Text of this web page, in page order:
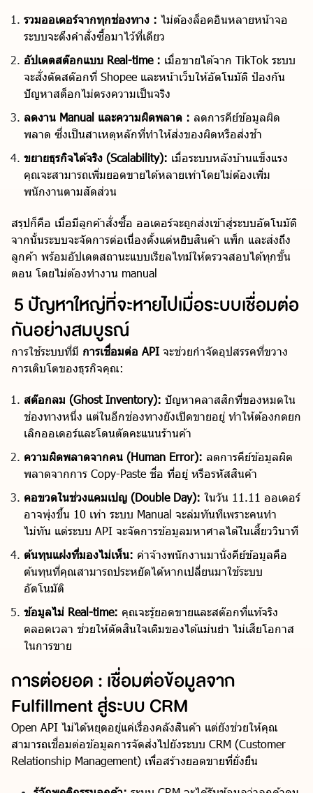
รวมออเดอร์จากทุกช่องทาง : ไม่ต้องล็อคอินหลายหน้าจอ
ระบบจะดึงคำสั่งซื้อมาไว้ที่เดียว
อัปเดตสต๊อกแบบ Real-time : เมื่อขายได้จาก TikTok ระบบ
จะสั่งตัดสต๊อกที่ Shopee และหน้าเว็บให้อัตโนมัติ ป้องกัน
ปัญหาสต็อกไม่ตรงความเป็นจริง
ลดงาน Manual และความผิดพลาด : ลดการคีย์ข้อมูลผิด
พลาด ซึ่งเป็นสาเหตุหลักที่ทำให้ส่งของผิดหรือส่งช้า
ขยายธุรกิจได้จริง (Scalability): เมื่อระบบหลังบ้านแข็งแรง
คุณจะสามารถเพิ่มยอดขายได้หลายเท่าโดยไม่ต้องเพิ่ม
พนักงานตามสัดส่วน
สรุปก็คือ เมื่อมีลูกค้าสั่งซื้อ ออเดอร์จะถูกส่งเข้าสู่ระบบอัตโนมัติ
จากนั้นระบบจะจัดการต่อเนื่องตั้งแต่หยิบสินค้า แพ็ก และส่งถึง
ลูกค้า พร้อมอัปเดตสถานะแบบเรียลไทม์ให้ตรวจสอบได้ทุกขั้น
ตอน โดยไม่ต้องทำงาน manual
5 ปัญหาใหญ่ที่จะหายไปเมื่อระบบเชื่อมต่อ
กันอย่างสมบูรณ์
การใช้ระบบที่มี การเชื่อมต่อ API จะช่วยกำจัดอุปสรรคที่ขวาง
การเติบโตของธุรกิจคุณ:
สต๊อกลม (Ghost Inventory): ปัญหาคลาสสิกที่ของหมดใน
ช่องทางหนึ่ง แต่ในอีกช่องทางยังเปิดขายอยู่ ทำให้ต้องกดยก
เลิกออเดอร์และโดนตัดคะแนนร้านค้า
ความผิดพลาดจากคน (Human Error): ลดการคีย์ข้อมูลผิด
พลาดจากการ Copy-Paste ชื่อ ที่อยู่ หรือรหัสสินค้า
คอขวดในช่วงแคมเปญ (Double Day): ในวัน 11.11 ออเดอร์
อาจพุ่งขึ้น 10 เท่า ระบบ Manual จะล่มทันทีเพราะคนทำ
ไม่ทัน แต่ระบบ API จะจัดการข้อมูลมหาศาลได้ในเสี้ยววินาที
ต้นทุนแฝงที่มองไม่เห็น: ค่าจ้างพนักงานมานั่งคีย์ข้อมูลคือ
ต้นทุนที่คุณสามารถประหยัดได้หากเปลี่ยนมาใช้ระบบ
อัตโนมัติ
ข้อมูลไม่ Real-time: คุณจะรู้ยอดขายและสต๊อกที่แท้จริง
ตลอดเวลา ช่วยให้ตัดสินใจเติมของได้แม่นยำ ไม่เสียโอกาส
ในการขาย
การต่อยอด : เชื่อมต่อข้อมูลจาก
Fulfillment สู่ระบบ CRM
Open API ไม่ได้หยุดอยู่แค่เรื่องคลังสินค้า แต่ยังช่วยให้คุณ
สามารถเชื่อมต่อข้อมูลการจัดส่งไปยังระบบ CRM (Customer
Relationship Management) เพื่อสร้างยอดขายที่ยั่งยืน